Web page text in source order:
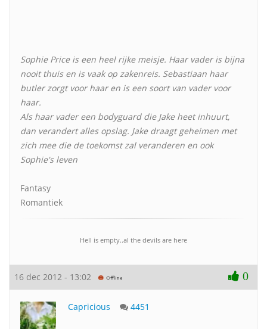
Sophie Price is een heel rijke meisje. Haar vader is bijna
nooit thuis en is vaak op zakenreis. Sebastiaan haar
butler zorgt voor haar en is een soort van vader voor
haar.
Als haar vader een bodyguard die Jake heet inhuurt,
dan verandert alles opslag. Jake draagt geheimen met
zich mee die de toekomst zal veranderen en ook
Sophie's leven
Fantasy
Romantiek
Hell is empty..al the devils are here
16 dec 2012 - 13:02 0
Capricious 4451